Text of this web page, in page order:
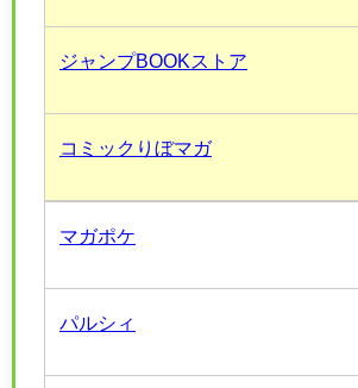
ジャンプBOOKストア
コミックりぼマガ
マガポケ
パルシィ